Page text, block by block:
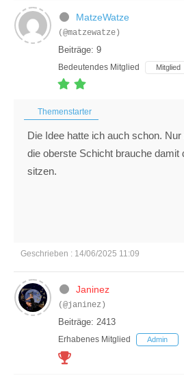
MatzeWatze
(@matzewatze)
Beiträge: 9
Bedeutendes Mitglied Mitglied
Themenstarter
Die Idee hatte ich auch schon.
die oberste Schicht brauche damit
sitzen.
Geschrieben : 14/06/2025 11:09
Janinez
(@janinez)
Beiträge: 2413
Erhabenes Mitglied Admin